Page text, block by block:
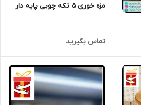
مزه خوری 5 تکه چوبی پایه دار
تماس بگیرید